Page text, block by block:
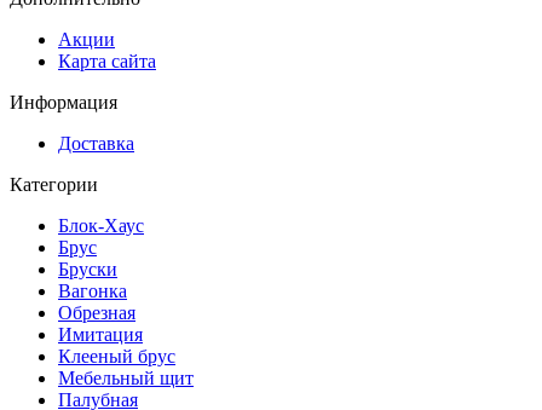
Акции
Карта сайта
Информация
Доставка
Категории
Блок-Хаус
Брус
Бруски
Вагонка
Обрезная
Имитация
Клееный брус
Мебельный щит
Палубная